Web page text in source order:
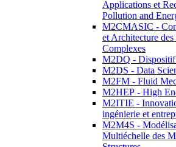
Applications et
Pollution and
M2CMASIC -
et Architecture
Complexes
M2DQ - Dispositif
M2DS - Data
M2FM - Fluid
M2HEP - High
M2ITIE -
ingénierie et
M2M4S -
Multiéchelle des